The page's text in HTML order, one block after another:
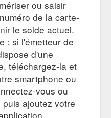
ou saisir
de la carte-
le solde actuel.
: si l'émetteur de
d'une
téléchargez-la et
smartphone ou
vous ou
ajoutez votre